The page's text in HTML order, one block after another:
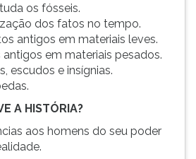
os fósseis.
dos fatos no tempo.
antigos em materiais leves.
antigos em materiais pesados.
escudos e insígnias.
A HISTÓRIA?
aos homens do seu poder